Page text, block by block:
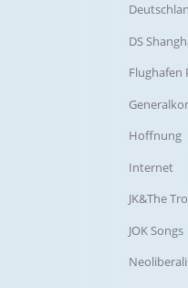
DS
Flughafen
Hoffnung
Internet
JK&The
JOK Songs